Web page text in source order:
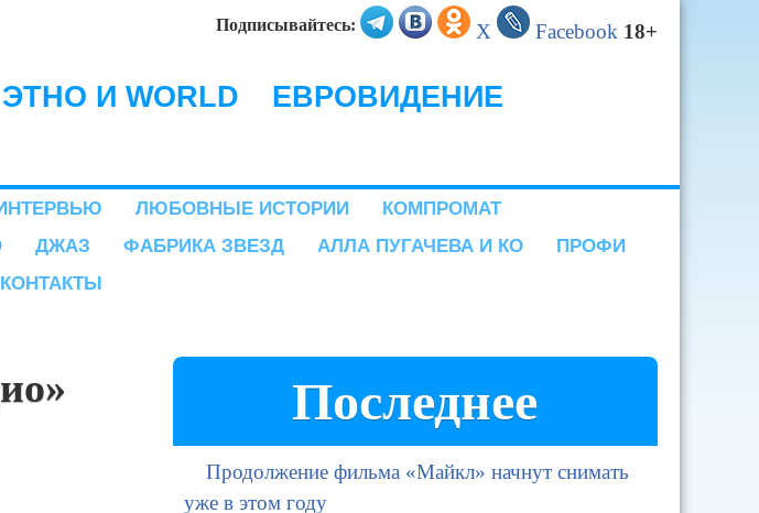
Подписывайтесь: X Facebook 18+
ЭТНО И WORLD
ЕВРОВИДЕНИЕ
ЛЮБОВНЫЕ ИСТОРИИ
КОМПРОМАТ
ДЖАЗ ФАБРИКА ЗВЕЗД АЛЛА ПУГАЧЕВА И КО
ПРОФИ
КОНТАКТЫ
Последнее
Продолжение фильма «Майкл» начнут снимать
уже в этом году